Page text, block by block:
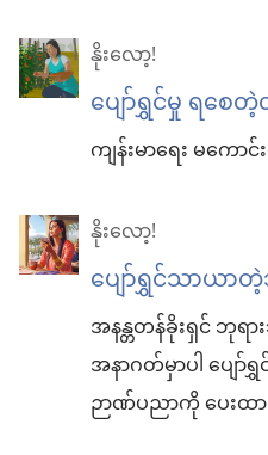
နိုးလော့!
ပျော်ရွှင်မှု ရစေတဲ့
ကျန်းမာရေး မကော
နိုးလော့!
ပျော်ရွှင်သာယ
အနန္တတန်ခိုးရှင် ဘု
အနာဂတ်မှာပါ ပျ
ဉာဏ်ပညာကို ပေးထ